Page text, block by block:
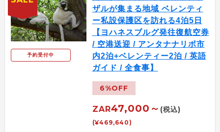
予約受付中
ザルが集まる地域 ベレンティ
ー私設保護区を訪れる4泊5日
【ヨハネスブルグ発往復航空券
/ 空港送迎 / アンタナナリボ市
内2泊+ベレンティー2泊 / 英語
ガイド / 全食事】
6%OFF
ZAR47,000～ (税込)
(¥469,640)